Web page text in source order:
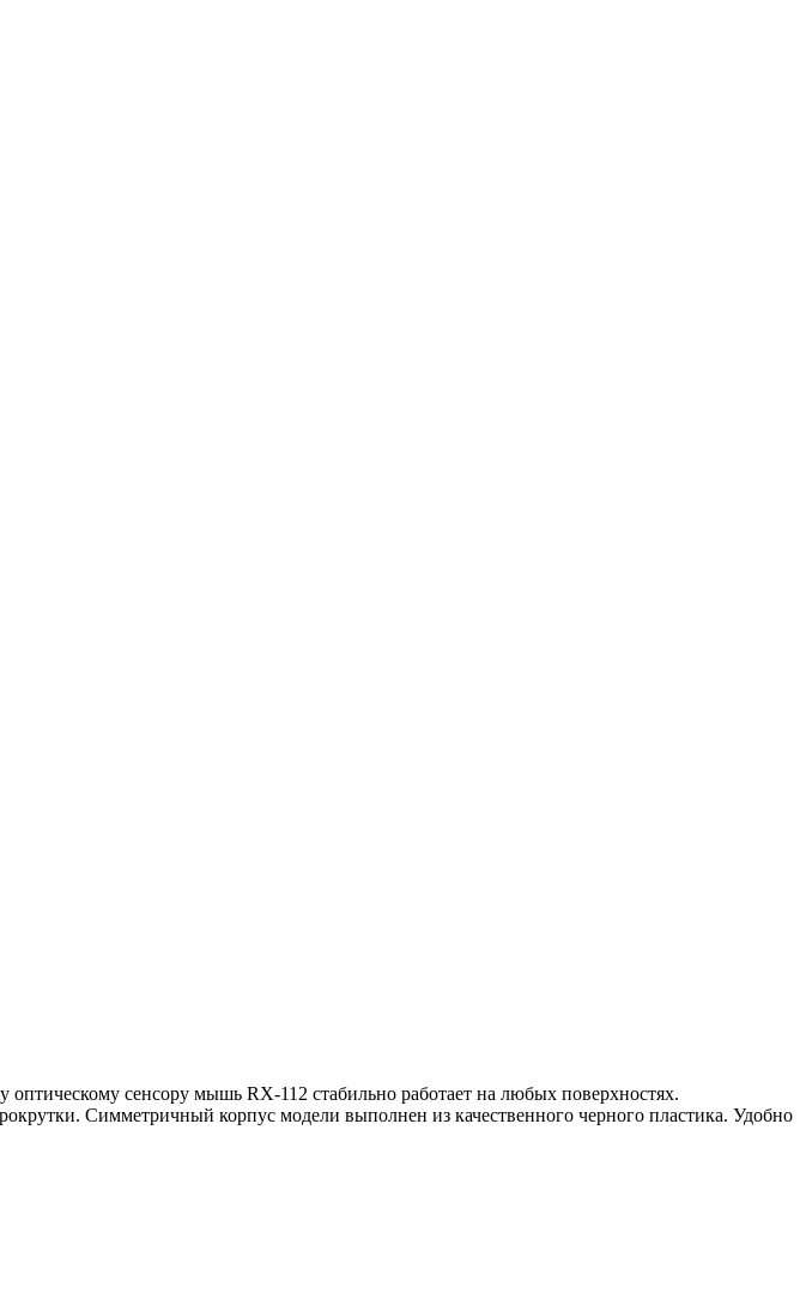
сенсору мышь RX-112 стабильно работает на любых поверхностях.
Симметричный корпус модели выполнен из качественного черного пластика. Удобно